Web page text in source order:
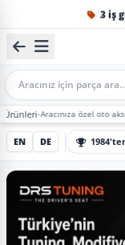
1984'ten beri
Mobil Arama
özel oto aksesuar, body
EN DE